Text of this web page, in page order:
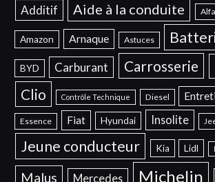
Additif Aide à la conduite
Amazon Arnaque Astuces
BYD Carburant Carrosserie
Clio Contrôle Technique Diesel
Essence Fiat Hyundai Insolite
Jeune conducteur Kia Lidl
Malus Mercedes Michelin